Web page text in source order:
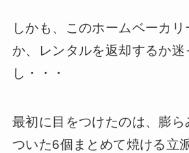
しかも、このホームベーカ
か、レンタルを返却するか
し・・・
最初に目をつけたのは、膨
ついた6個まとめて焼ける立